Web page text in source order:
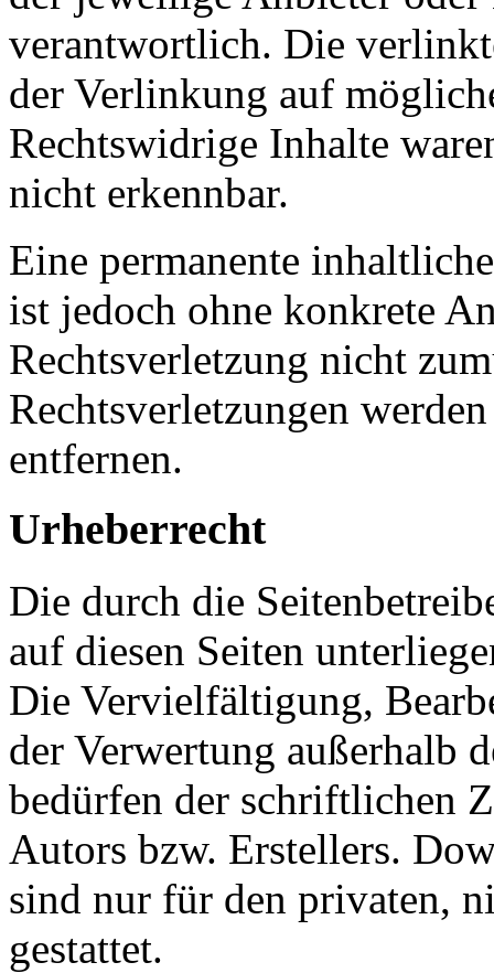
verantwortlich. Die
der Verlinkung auf
Rechtswidrige Inhalte
nicht erkennbar.
Eine permanente
ist jedoch ohne konkrete
Rechtsverletzung nicht
Rechtsverletzungen
entfernen.
Urheberrecht
Die durch die
auf diesen Seiten
Die Vervielfältigung,
der Verwertung außerhalb
bedürfen der schriftlichen
Autors bzw. Erstellers.
sind nur für den privaten,
gestattet.